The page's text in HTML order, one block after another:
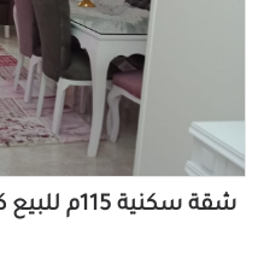
شقة سكنية 115م للبيع كاش بالسيوف الإسكندرية